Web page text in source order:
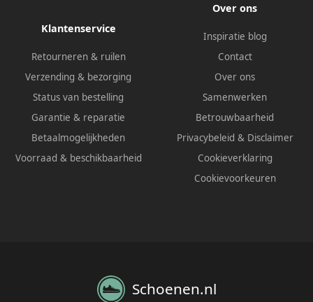
Klantenservice
Retourneren & ruilen
Verzending & bezorging
Status van bestelling
Garantie & reparatie
Betaalmogelijkheden
Voorraad & beschikbaarheid
Over ons
Inspiratie blog
Contact
Over ons
Samenwerken
Betrouwbaarheid
Privacybeleid & Disclaimer
Cookieverklaring
Cookievoorkeuren
Schoenen.nl